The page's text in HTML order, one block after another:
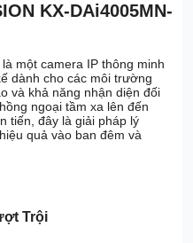
KX-DAi4005MN-
là một camera IP thông minh
dành cho các môi trường
và khả năng nhận diện đối
ngoại tầm xa lên đến
tiến, đây là giải pháp lý
quả vào ban đêm và
Trội